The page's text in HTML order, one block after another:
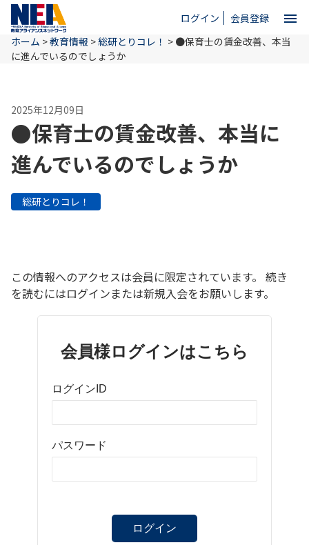
ログイン 会員登録 menu
ホーム
NEAとは
教育情報
ホーム >教育情報 >総研とりコレ！ > ●保育士の賃金改善、本当
に進んでいるのでしょうか
2025年12月09日
●保育士の賃金改善、本当に
進んでいるのでしょうか
総研とりコレ！
この情報へのアクセスは会員に限定されています。 続き
を読むにはログインまたは新規入会をお願いします。
会員様ログインはこちら
ログインID
パスワード